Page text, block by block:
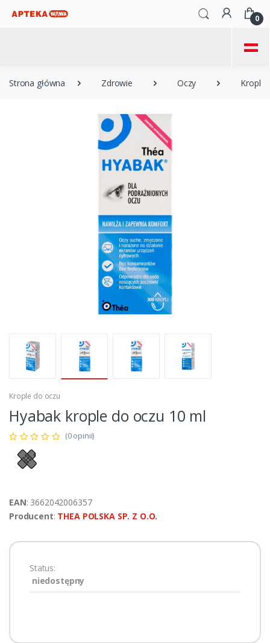
0
=
Strona główna Zdrowie Oczy Krople
Krople do oczu
Hyabak krople do oczu 10 ml
(0 opinii)
EAN: 3662042006357
Producent: THEA POLSKA SP. Z O.O.
Status:
niedostępny